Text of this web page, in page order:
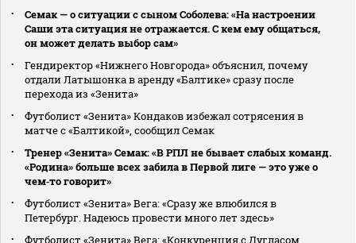
Семак — о ситуации с сыном Соболева: «На настроении
Саши эта ситуация не отражается. С кем ему общаться,
он может делать выбор сам»
Гендиректор «Нижнего Новгорода» объяснил, почему
отдали Латышонка в аренду «Балтике» сразу после
перехода из «Зенита»
Футболист «Зенита» Кондаков избежал сотрясения в
матче с «Балтикой», сообщил Семак
Тренер «Зенита» Семак: «В РПЛ не бывает слабых команд.
«Родина» больше всех забила в Первой лиге — это уже о
чем‑то говорит»
Футболист «Зенита» Вега: «Сразу же влюбился в
Петербург. Надеюсь провести много лет здесь»
Футболист «Зенита» Вега: «Конкуренция с Дугласом